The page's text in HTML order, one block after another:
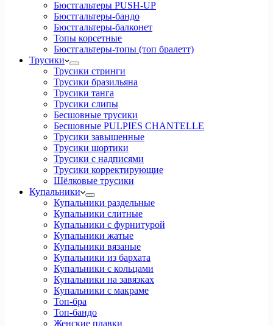
Бюстгальтеры PUSH-UP
Бюстгальтеры-бандо
Бюстгальтеры-балконет
Топы корсетные
Бюстгальтеры-топы (топ бралетт)
Трусики
Трусики стринги
Трусики бразильяна
Трусики танга
Трусики слипы
Бесшовные трусики
Бесшовные PULPIES CHANTELLE
Трусики завышенные
Трусики шортики
Трусики с надписями
Трусики корректирующие
Шёлковые трусики
Купальники
Купальники раздельные
Купальники слитные
Купальники с фурнитурой
Купальники жатые
Купальники вязаные
Купальники из бархата
Купальники с кольцами
Купальники на завязках
Купальники с макраме
Топ-бра
Топ-бандо
Женские плавки